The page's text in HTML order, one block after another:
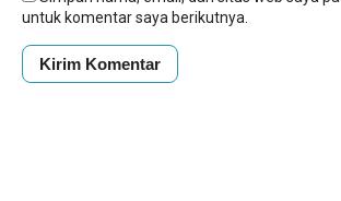
untuk komentar saya berikutnya.